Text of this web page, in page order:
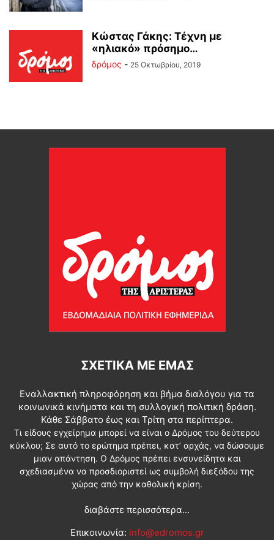
Κώστας Γάκης: Τέχνη με
«ηλιακό» πρόσημο…
δρόμος - 25 Οκτωβρίου, 2019
ΣΧΕΤΙΚΆ ΜΕ ΕΜΆΣ
Εναλλακτική πληροφόρηση και βήμα διαλόγου για τα
κοινωνικά κινήματα και τη συλλογική πολιτική δράση.
Κάθε Σάββατο έως και Τρίτη στα περίπτερα.
Τι είδους εγχείρημα μπορεί να είναι ο Δρόμος του δεύτερου
κύκλου; Σε αυτό το ερώτημα πρέπει, κατ’ αρχάς, να δώσουμε
μιαν απάντηση. Ο Δρόμος πρέπει ενσυνείδητα και
σχεδιασμένα να προσδιοριστεί ως συμβολή διεξόδου της
χώρας από την καθολική κρίση.
διαβάστε περισσότερα...
Επικοινωνία: info@edromos.gr